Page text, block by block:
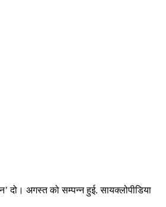
अगस्त को सम्पन्न हुई. सायक्लोपीडिया